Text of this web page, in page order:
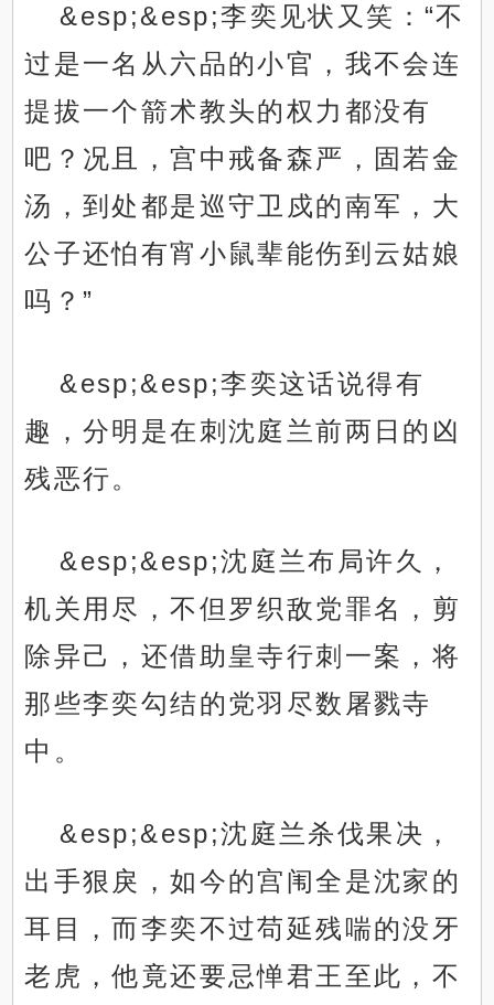
&esp;&esp;李奕见状又笑：“不
过是一名从六品的小官，我不会连
提拔一个箭术教头的权力都没有
吧？况且，宫中戒备森严，固若金
汤，到处都是巡守卫戍的南军，大
公子还怕有宵小鼠辈能伤到云姑娘
吗？”
&esp;&esp;李奕这话说得有
趣，分明是在刺沈庭兰前两日的凶
残恶行。
&esp;&esp;沈庭兰布局许久，
机关用尽，不但罗织敌党罪名，剪
除异己，还借助皇寺行刺一案，将
那些李奕勾结的党羽尽数屠戮寺
中。
&esp;&esp;沈庭兰杀伐果决，
出手狠戾，如今的宫闱全是沈家的
耳目，而李奕不过苟延残喘的没牙
老虎，他竟还要忌惮君王至此，不